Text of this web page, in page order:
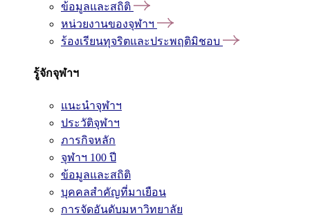
ข้อมูลและสถิติ
หน่วยงานของจุฬาฯ
ร้องเรียนทุจริตและประพฤติมิชอบ
รู้จักจุฬาฯ
แนะนำจุฬาฯ
ประวัติจุฬาฯ
ภารกิจหลัก
จุฬาฯ 100 ปี
ข้อมูลและสถิติ
บุคคลสำคัญที่มาเยือน
การจัดอันดับมหาวิทยาลัย